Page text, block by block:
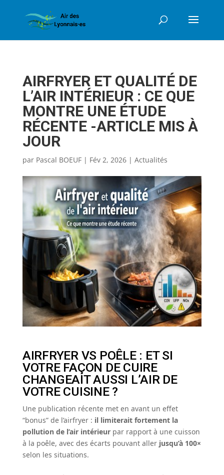
AIRFRYER ET QUALITÉ DE
L’AIR INTÉRIEUR : CE QUE
MONTRE UNE ÉTUDE
RÉCENTE -ARTICLE MIS À
JOUR
par Pascal BOEUF| Fév 2, 2026| Actualités
AIRFRYER VS POÊLE : ET SI
VOTRE FAÇON DE CUIRE
CHANGEAIT AUSSI L’AIR DE
VOTRE CUISINE ?
Une publication récente met en avant un effet
“bonus” de l’airfryer : il limiterait fortement la
pollution de l’air intérieurpar rapport à une cuisson
à la poêle, avec des écarts pouvant aller jusqu’à 100×
selon les situations.